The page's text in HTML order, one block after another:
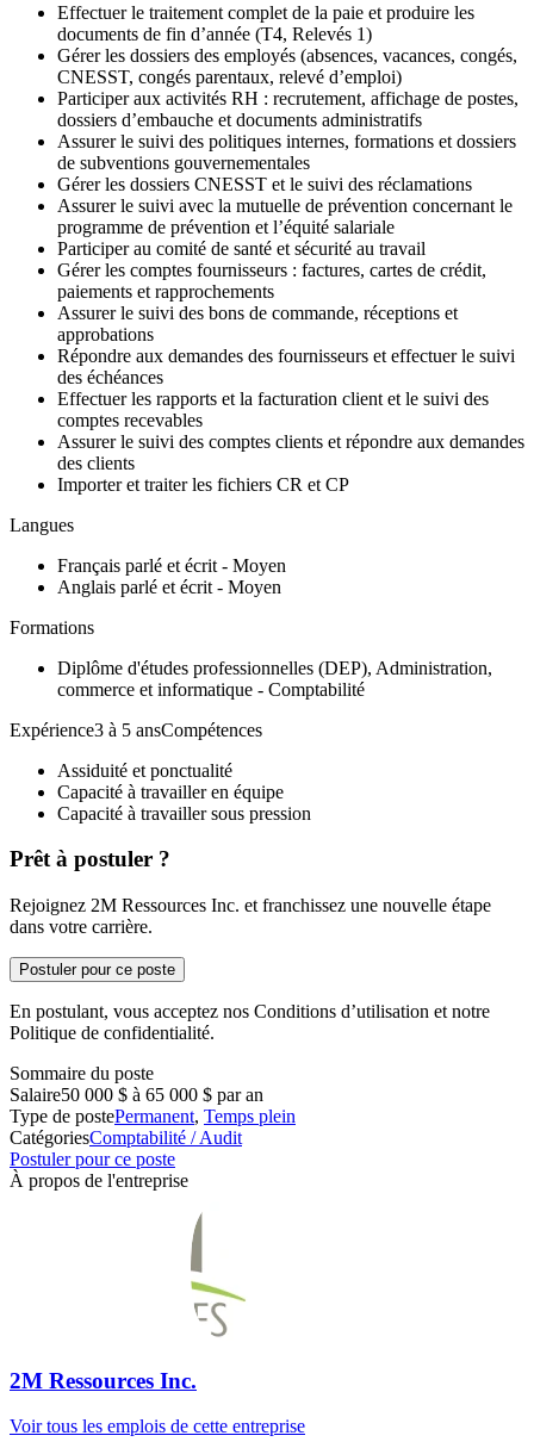
Effectuer le traitement complet de la paie et produire les
documents de fin d’année (T4, Relevés 1)
Gérer les dossiers des employés (absences, vacances, congés,
CNESST, congés parentaux, relevé d’emploi)
Participer aux activités RH : recrutement, affichage de postes,
dossiers d’embauche et documents administratifs
Assurer le suivi des politiques internes, formations et dossiers
de subventions gouvernementales
Gérer les dossiers CNESST et le suivi des réclamations
Assurer le suivi avec la mutuelle de prévention concernant le
programme de prévention et l’équité salariale
Participer au comité de santé et sécurité au travail
Gérer les comptes fournisseurs : factures, cartes de crédit,
paiements et rapprochements
Assurer le suivi des bons de commande, réceptions et
approbations
Répondre aux demandes des fournisseurs et effectuer le suivi
des échéances
Effectuer les rapports et la facturation client et le suivi des
comptes recevables
Assurer le suivi des comptes clients et répondre aux demandes
des clients
Importer et traiter les fichiers CR et CP
Langues
Français parlé et écrit - Moyen
Anglais parlé et écrit - Moyen
Formations
Diplôme d'études professionnelles (DEP), Administration,
commerce et informatique - Comptabilité
Expérience3 à 5 ansCompétences
Assiduité et ponctualité
Capacité à travailler en équipe
Capacité à travailler sous pression
Prêt à postuler ?
Rejoignez 2M Ressources Inc. et franchissez une nouvelle étape
dans votre carrière.
Postuler pour ce poste
En postulant, vous acceptez nos Conditions d’utilisation et notre
Politique de confidentialité.
Sommaire du poste
Salaire50 000 $ à 65 000 $ par an
Type de postePermanent, Temps plein
CatégoriesComptabilité / Audit
Postuler pour ce poste
À propos de l'entreprise
2M Ressources Inc.
Voir tous les emplois de cette entreprise